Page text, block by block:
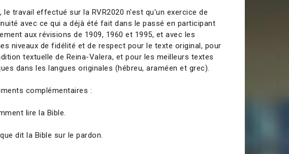
le travail effectué sur la RVR2020 n'est qu'un exercice de
avec ce qui a déjà été fait dans le passé en participant
aux révisions de 1909, 1960 et 1995, et avec les
niveaux de fidélité et de respect pour le texte original, pour
textuelle de Reina-Valera, et pour les meilleurs textes
dans les langues originales (hébreu, araméen et grec).
complémentaires :
lire la Bible.
dit la Bible sur le pardon.